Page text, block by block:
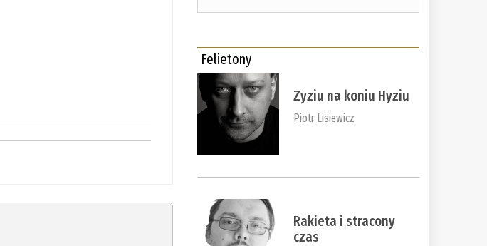
Felietony
Zyziu na koniu Hyziu
Piotr Lisiewicz
Rakieta i stracony
czas